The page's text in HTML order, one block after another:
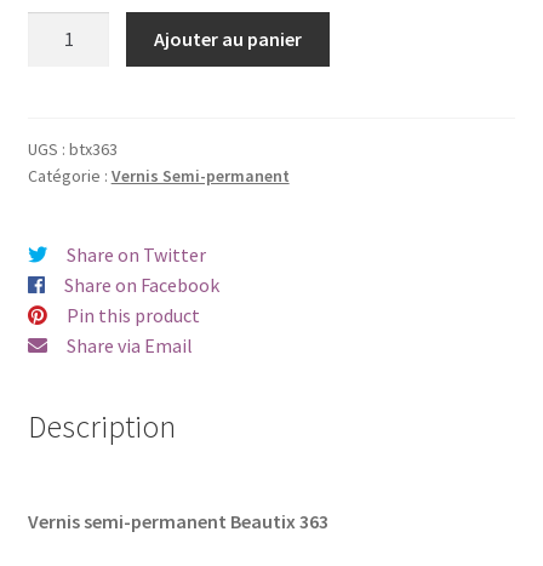
initial
était :
actuel
est :
permanent
Beautix
Ajouter au panier
UGS : btx363
Catégorie : Vernis Semi-permanent
Share on Twitter
Share on Facebook
Pin this product
Share via Email
Description
Vernis semi-permanent Beautix 363